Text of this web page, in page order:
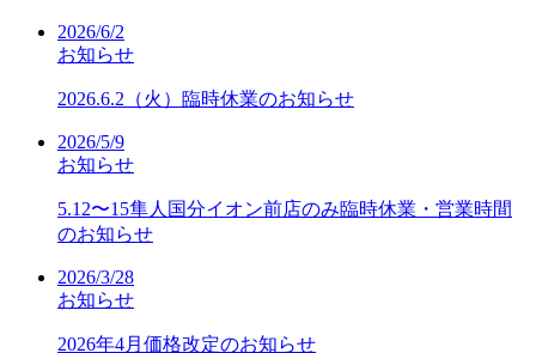
2026/6/2
お知らせ
2026.6.2（火）臨時休業のお知らせ
2026/5/9
お知らせ
5.12〜15隼人国分イオン前店のみ臨時休業・営業時間
のお知らせ
2026/3/28
お知らせ
2026年4月価格改定のお知らせ